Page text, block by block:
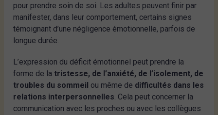
pour prendre soin de soi. Les adultes peuvent finir par
manifester, dans leur comportement, certains signes
témoignant d’une négligence émotionnelle, parfois de
longue durée.
L’expression du déficit émotionnel peut prendre la
forme de la tristesse, de l’anxiété, de l’isolement, de
troubles du sommeil ou même de difficultés dans les
relations interpersonnelles. Cela peut concerner la
communication avec les proches ou avec les collègues